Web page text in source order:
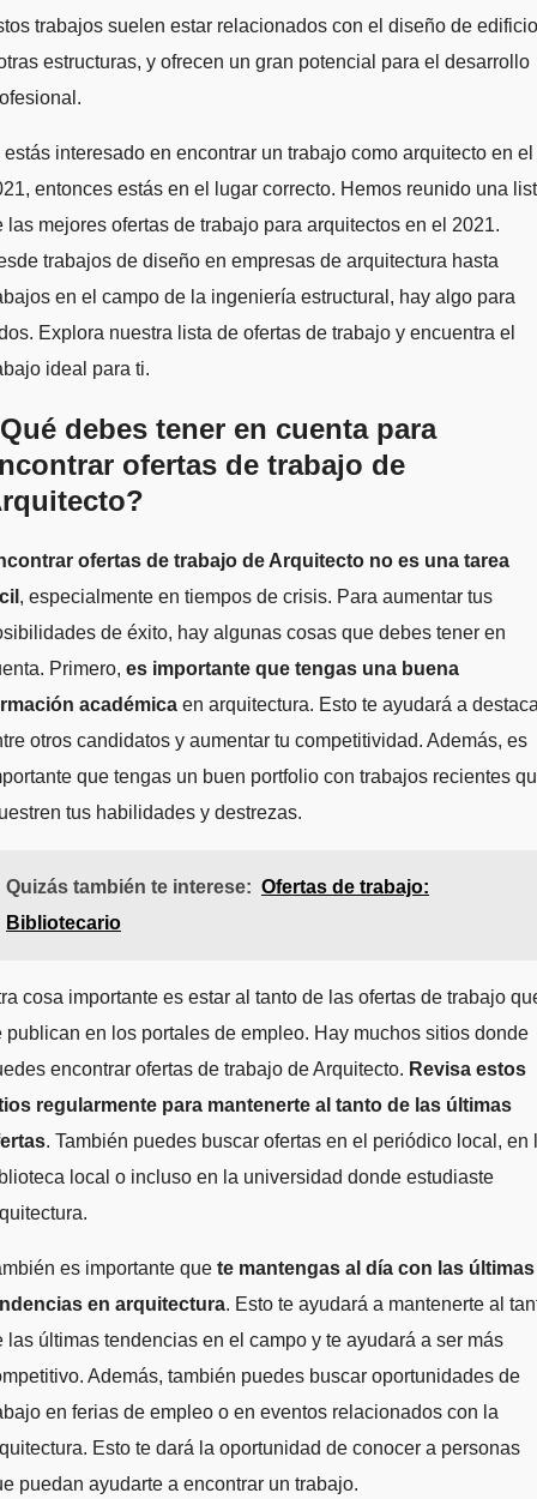
trabajos suelen estar relacionados con el diseño de
estructuras, y ofrecen un gran potencial para el desarrollo
estás interesado en encontrar un trabajo como arquitecto en el
entonces estás en el lugar correcto. Hemos reunido una
las mejores ofertas de trabajo para arquitectos en el 2021.
trabajos de diseño en empresas de arquitectura hasta
en el campo de la ingeniería estructural, hay algo para
Explora nuestra lista de ofertas de trabajo y encuentra el
ideal para ti.
debes tener en cuenta para
ofertas de trabajo de
ofertas de trabajo de Arquitecto no es una tarea
, especialmente en tiempos de crisis. Para aumentar tus
de éxito, hay algunas cosas que debes tener en
Primero, es importante que tengas una buena
académica en arquitectura. Esto te ayudará a
otros candidatos y aumentar tu competitividad. Además, es
que tengas un buen portfolio con trabajos recientes
tus habilidades y destrezas.
Quizás también te interese: Ofertas de trabajo:
Bibliotecario
cosa importante es estar al tanto de las ofertas de trabajo
publican en los portales de empleo. Hay muchos sitios donde
encontrar ofertas de trabajo de Arquitecto. Revisa estos
regularmente para mantenerte al tanto de las últimas
. También puedes buscar ofertas en el periódico local, en
local o incluso en la universidad donde estudiaste
es importante que te mantengas al día con las últimas
en arquitectura. Esto te ayudará a mantenerte al
las últimas tendencias en el campo y te ayudará a ser más
Además, también puedes buscar oportunidades de
en ferias de empleo o en eventos relacionados con la
Esto te dará la oportunidad de conocer a personas
puedan ayudarte a encontrar un trabajo.